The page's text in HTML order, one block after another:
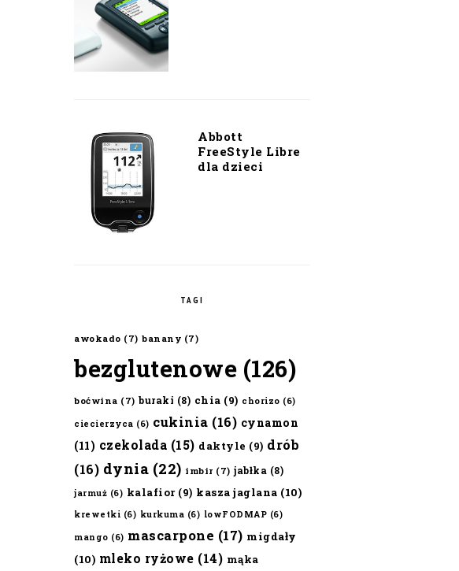
Abbott
FreeStyle Libre
dla dzieci
TAGI
awokado (7) banany (7)
bezglutenowe (126)
boćwina (7) buraki (8) chia (9) chorizo (6)
ciecierzyca (6) cukinia (16) cynamon
(11) czekolada (15) daktyle (9) drób
(16) dynia (22) imbir (7) jabłka (8)
jarmuż (6) kalafior(9) kasza jaglana (10)
krewetki (6) kurkuma (6) lowFODMAP (6)
mango (6) mascarpone (17) migdały
(10) mleko ryżowe (14) mąka